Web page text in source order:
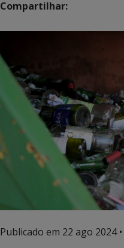
Compartilhar:
Publicado em 22 ago 2024